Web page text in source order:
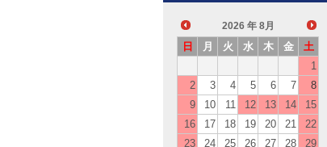
2026 年 8月
日 月 火 水 木 金
土
1
2
3 4 5 6 7
8
9
10 11 12 13 14
15
16
17 18 19 20 21
22
23
24 25 26 27 28
29